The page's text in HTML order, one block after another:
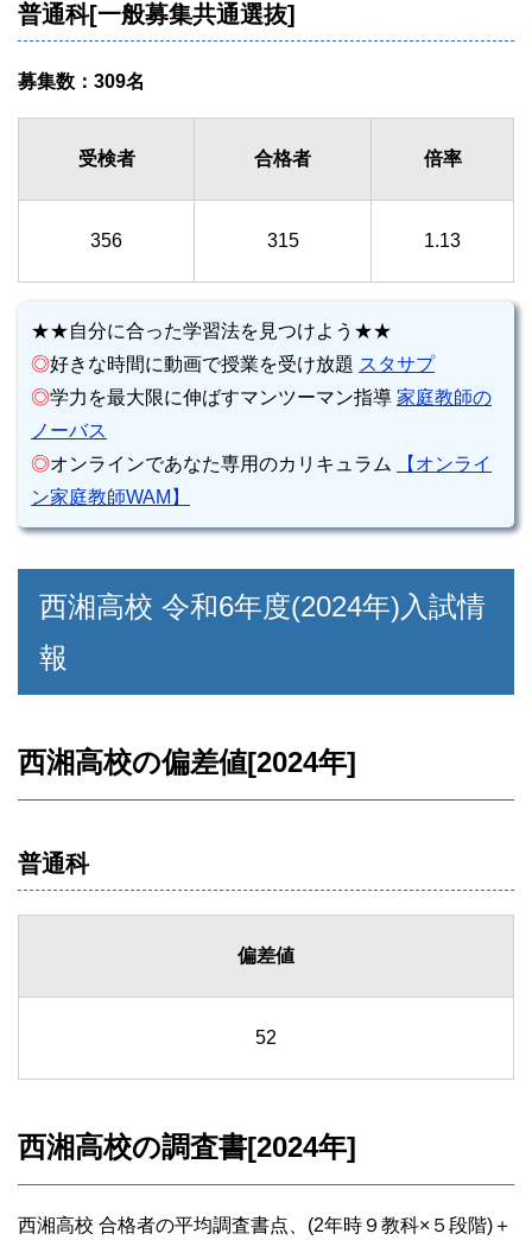
普通科[一般募集共通選抜]
募集数：309名
受検者 合格者 倍率
356 315 1.13
★★自分に合った学習法を見つけよう★★
◎好きな時間に動画で授業を受け放題 スタサプ
◎学力を最大限に伸ばすマンツーマン指導 家庭教師の
ノーバス
◎オンラインであなた専用のカリキュラム
【オンライ
ン家庭教師WAM】
西湘高校 令和6年度(2024年)入試情
報
西湘高校の偏差値[2024年]
普通科
偏差値
52
西湘高校の調査書[2024年]
西湘高校 合格者の平均調査書点、(2年時９教科×５段階)＋